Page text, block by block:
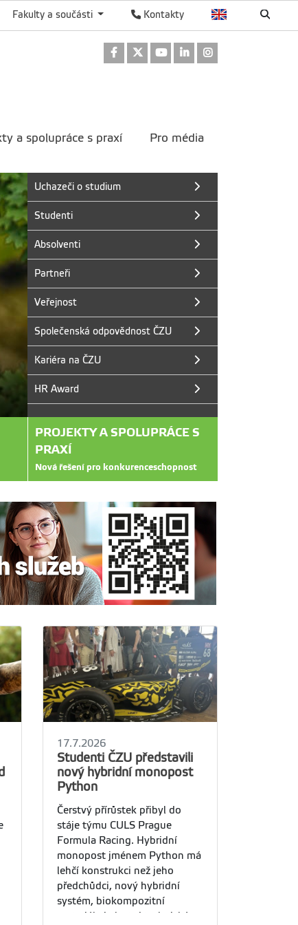
Kontakty
Fakulty a součásti
Odkaz na Facebook
Odkaz na Twitter
Odkaz na Youtube
Odkaz na LinkedIn
a spolupráce s praxí Pro média
Uchazeči o studium
Studenti
Absolventi
Partneři
Veřejnost
Společenská odpovědnost ČZU
Kariéra na ČZU
HR Award
PROJEKTY A SPOLUPRÁCE S
PRAXÍ
Nová řešení pro konkurenceschopnost
17.7.2026
Studenti ČZU představili
nový hybridní monopost
Python
Čerstvý přírůstek přibyl do
stáje týmu CULS Prague
Formula Racing. Hybridní
monopost jménem Python má
lehčí konstrukci než jeho
předchůdci, nový hybridní
systém, biokompozitní
materiály i vlastní technická